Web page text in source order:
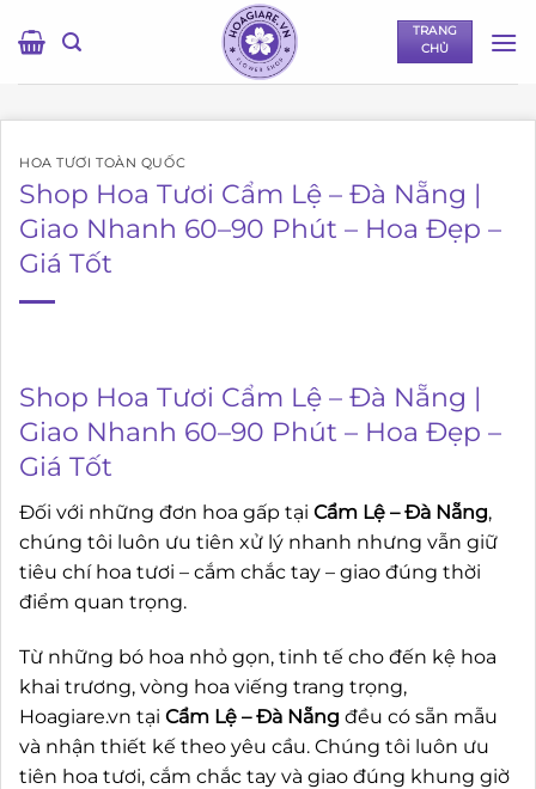
qua
TRANG
CHỦ
HOA TƯƠI TOÀN QUỐC
Shop Hoa Tươi Cẩm Lệ – Đà Nẵng |
Giao Nhanh 60–90 Phút – Hoa Đẹp –
Giá Tốt
Shop Hoa Tươi Cẩm Lệ – Đà Nẵng |
Giao Nhanh 60–90 Phút – Hoa Đẹp –
Giá Tốt
Đối với những đơn hoa gấp tại Cẩm Lệ – Đà Nẵng,
chúng tôi luôn ưu tiên xử lý nhanh nhưng vẫn giữ
tiêu chí hoa tươi – cắm chắc tay – giao đúng thời
điểm quan trọng.
Từ những bó hoa nhỏ gọn, tinh tế cho đến kệ hoa
khai trương, vòng hoa viếng trang trọng,
Hoagiare.vn tại Cẩm Lệ – Đà Nẵng đều có sẵn mẫu
và nhận thiết kế theo yêu cầu. Chúng tôi luôn ưu
tiên hoa tươi, cắm chắc tay và giao đúng khung giờ